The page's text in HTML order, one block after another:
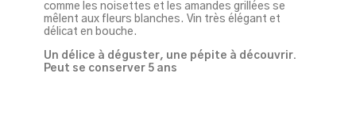
comme les noisettes et les amandes grillées se
mêlent aux fleurs blanches. Vin très élégant et
délicat en bouche.
Un délice à déguster, une pépite à découvrir.
Peut se conserver 5 ans